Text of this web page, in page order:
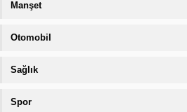
Manşet
Otomobil
Sağlık
Spor